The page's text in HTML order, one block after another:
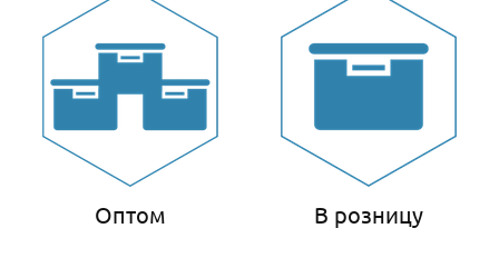
Оптом В розницу